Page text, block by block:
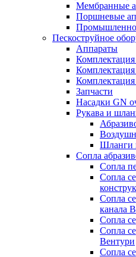
Мембранные
Поршневые
Пескоструйное
Аппараты
Запчасти
Насадки GN
Рукава и
Шланги
Сопла
Сопла
Сопла
Сопла
канала
Сопла
Сопла
Вентури
Сопла